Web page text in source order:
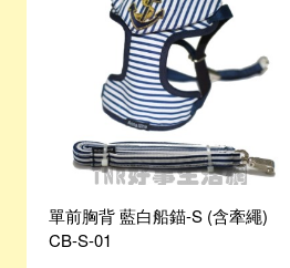
單前胸背 藍白船錨-S (含牽繩)
CB-S-01